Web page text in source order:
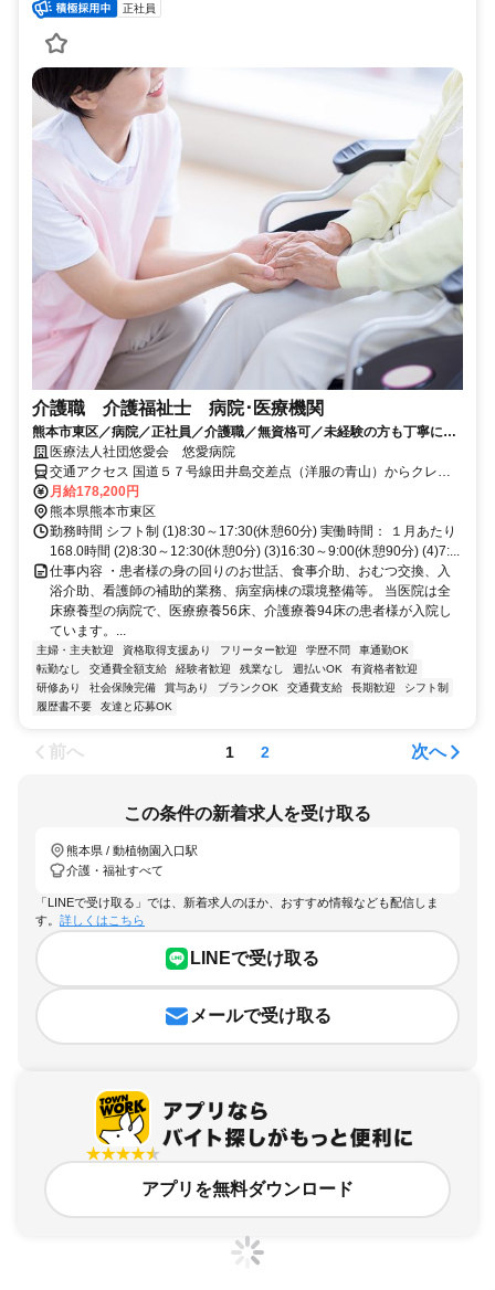
正社員
介護職 介護福祉士 病院･医療機関
熊本市東区／病院／正社員／介護職／無資格可／未経験の方も丁寧に指
導します/6031_249254
医療法人社団悠愛会 悠愛病院
交通アクセス 国道５７号線田井島交差点（洋服の青山）からクレア
方向（南方向）に５分
月給178,200円
熊本県熊本市東区
勤務時間 シフト制 (1)8:30～17:30(休憩60分) 実働時間： １月あたり
168.0時間 (2)8:30～12:30(休憩0分) (3)16:30～9:00(休憩90分) (4)7:...
仕事内容 ・患者様の身の回りのお世話、食事介助、おむつ交換、入
浴介助、看護師の補助的業務、病室病棟の環境整備等。 当医院は全
床療養型の病院で、医療療養56床、介護療養94床の患者様が入院し
ています。...
主婦・主夫歓迎 資格取得支援あり フリーター歓迎 学歴不問
車通勤OK
転勤なし
交通費全額支給 経験者歓迎 残業なし 週払いOK
有資格者歓迎
研修あり
社会保険完備 賞与あり ブランクOK 交通費支給 長期歓迎
シフト制
履歴書不要
友達と応募OK
前へ 1 2 次へ
この条件の新着求人を受け取る
熊本県 / 動植物園入口駅
介護・福祉すべて
「LINEで受け取る」では、新着求人のほか、おすすめ情報なども配信しま
す。 詳しくはこちら
LINEで受け取る
メールで受け取る
アプリを無料ダウンロード